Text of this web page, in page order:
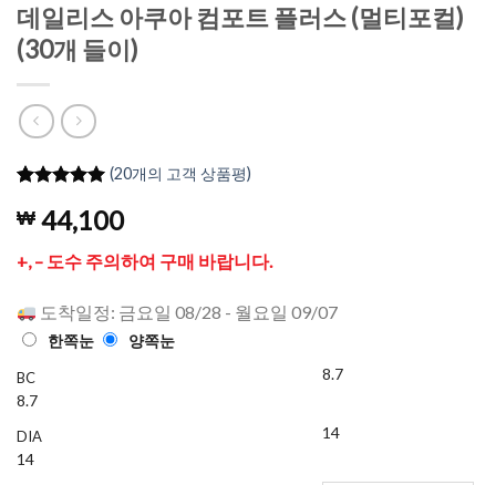
데일리스 아쿠아 컴포트 플러스 (멀티포컬)
(30개 들이)
평가를 기
준으로 5점
만점에점
으로 평가
(20개의 고객 상품평)
₩ 44,100
+, – 도수 주의하여 구매 바랍니다.
도착일정: 금요일 08/28 - 월요일 09/07
한쪽눈 양쪽눈
BC
8.7
DIA
14
8.7
14